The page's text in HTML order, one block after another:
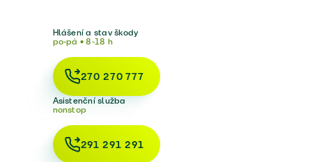
Hlášení a stav škody
po-pá • 8-18 h
270 270 777
Asistenční služba
nonstop
291 291 291